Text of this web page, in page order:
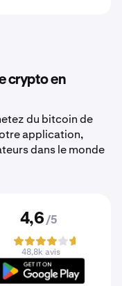
crypto en
du bitcoin de
application,
dans le monde
4,6 /5
48,8k avis